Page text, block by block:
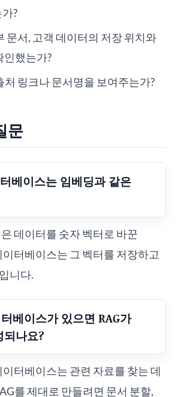
?
문서, 고객 데이터의 저장 위치와
인했는가?
처 링크나 문서명을 보여주는가?
문
베이스는 임베딩과 같은
데이터를 숫자 벡터로 바꾼
터베이스는 그 벡터를 저장하고
니다.
베이스가 있으면 RAG가
되나요?
터베이스는 관련 자료를 찾는 데
를 제대로 만들려면 문서 분할,